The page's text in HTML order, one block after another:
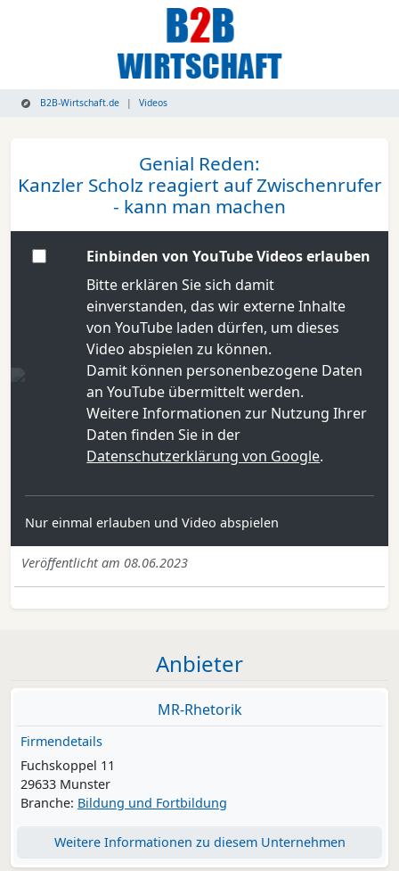
B2B-Wirtschaft.de Videos
Genial Reden:
Kanzler Scholz reagiert auf Zwischenrufer
- kann man machen
Einbinden von YouTube Videos erlauben
Bitte erklären Sie sich damit
einverstanden, das wir externe Inhalte
von YouTube laden dürfen, um dieses
Video abspielen zu können.
Damit können personenbezogene Daten
an YouTube übermittelt werden.
Weitere Informationen zur Nutzung Ihrer
Daten finden Sie in der
Datenschutzerklärung von Google.
Nur einmal erlauben und Video abspielen
Veröffentlicht am 08.06.2023
Anbieter
MR-Rhetorik
Firmendetails
Fuchskoppel 11
29633 Munster
Branche: Bildung und Fortbildung
Weitere Informationen zu diesem Unternehmen